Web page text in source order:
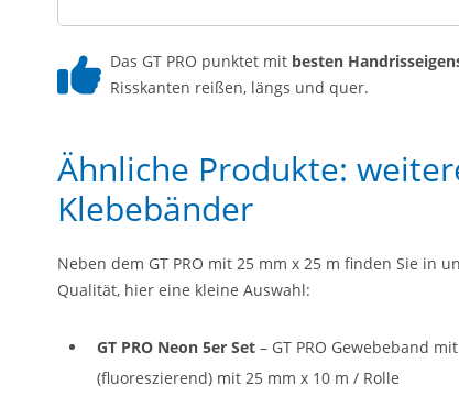
Das GT PRO punktet mit besten
Risskanten reißen, längs und quer.
Ähnliche Produkte:
Klebebänder
Neben dem GT PRO mit 25 mm x 25 m finden Sie in
Qualität, hier eine kleine Auswahl:
GT PRO Neon 5er Set – GT PRO Gewebeband
(fluoreszierend) mit 25 mm x 10 m / Rolle